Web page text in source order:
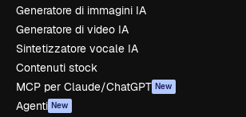
Generatore di immagini IA
Generatore di video IA
Sintetizzatore vocale IA
Contenuti stock
MCP per Claude/ChatGPT New
Agenti New